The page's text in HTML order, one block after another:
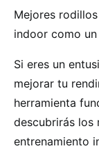
Mejores
indoor como
Si eres un
mejorar tu
herramienta
descubrirás los
entrenamiento